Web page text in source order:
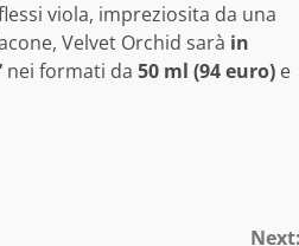
viola, impreziosita da una
Velvet Orchid sarà in
nei formati da 50 ml (94 euro) e